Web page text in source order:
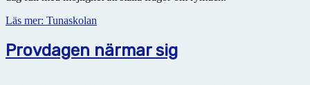
Läs mer: Tunaskolan
Provdagen närmar sig